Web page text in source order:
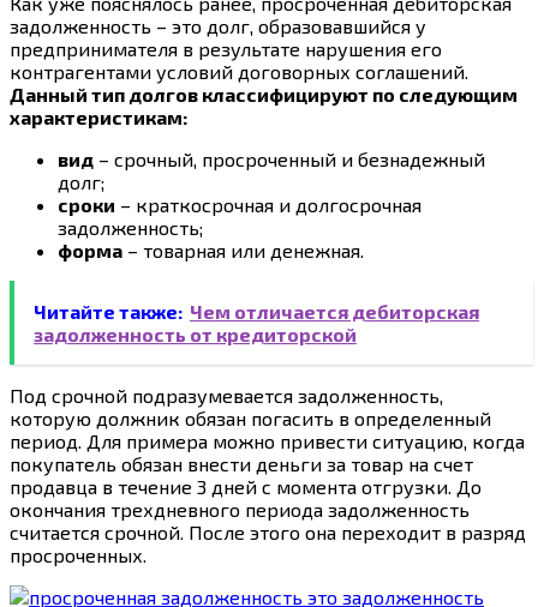
задолженность – это долг, образовавшийся у
предпринимателя в результате нарушения его
контрагентами условий договорных соглашений.
Данный тип долгов классифицируют по следующим
характеристикам:
вид – срочный, просроченный и безнадежный
долг;
сроки – краткосрочная и долгосрочная
задолженность;
форма – товарная или денежная.
Читайте также: Чем отличается дебиторская
задолженность от кредиторской
Под срочной подразумевается задолженность,
которую должник обязан погасить в определенный
период. Для примера можно привести ситуацию, когда
покупатель обязан внести деньги за товар на счет
продавца в течение 3 дней с момента отгрузки. До
окончания трехдневного периода задолженность
считается срочной. После этого она переходит в разряд
просроченных.